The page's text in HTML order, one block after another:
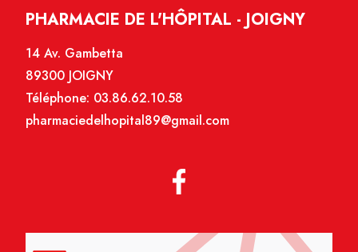
PHARMACIE DE L'HÔPITAL - JOIGNY
14 Av. Gambetta
89300 JOIGNY
Téléphone: 03.86.62.10.58
pharmaciedelhopital89@gmail.com